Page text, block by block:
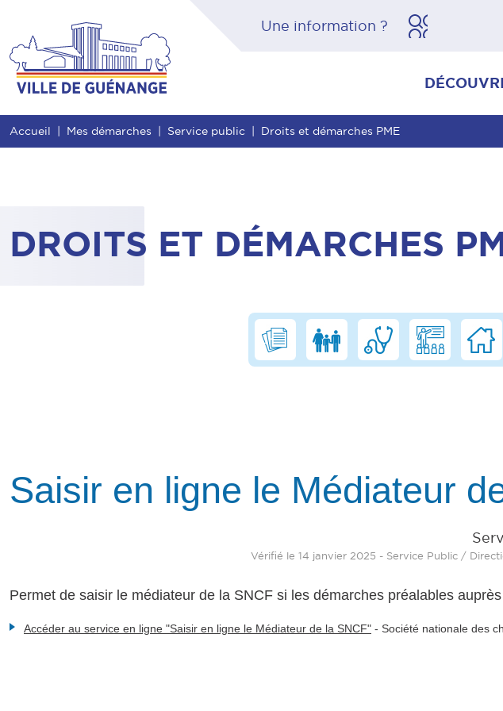
Entête de page Menu principal Recherche Pied de
Accueil Mes démarches Service public Droits et démarches PME
DROITS ET DÉMARCHES
Saisir en ligne le Médiateur
Vérifié le 14 janvier 2025 - Service Public /
Permet de saisir le médiateur de la SNCF si les démarches préalables
Accéder au service en ligne "Saisir en ligne le Médiateur de la SNCF" - Société nationale des